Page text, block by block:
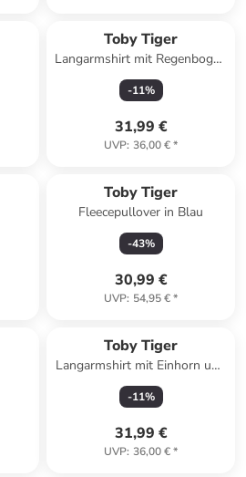
Toby Tiger
Langarmshirt mit Regenbogen
Applikation in blau
-11%
31,99 €
UVP: 36,00 €*
Toby Tiger
Fleecepullover in Blau
-43%
30,99 €
UVP: 54,95 €*
Toby Tiger
Langarmshirt mit Einhorn und
Regenbogen Applikation in
blau
-11%
31,99 €
UVP: 36,00 €*